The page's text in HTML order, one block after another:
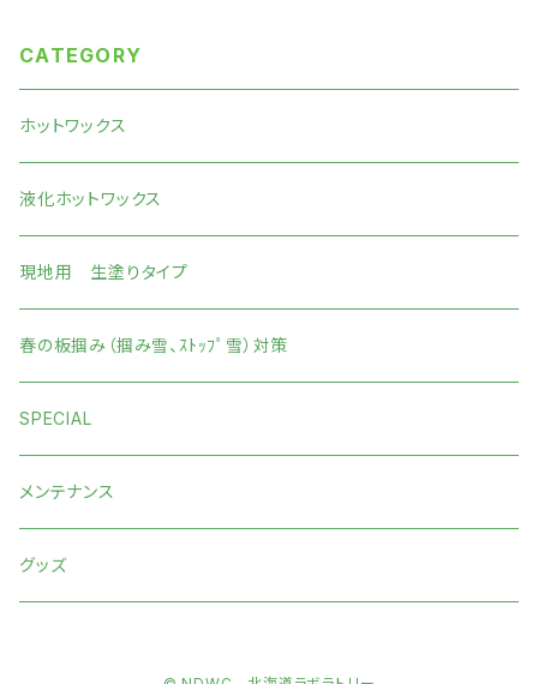
CATEGORY
ホットワックス
液化ホットワックス
現地用 生塗りタイプ
春の板掴み（掴み雪、ｽﾄｯﾌﾟ雪）対策
SPECIAL
メンテナンス
グッズ